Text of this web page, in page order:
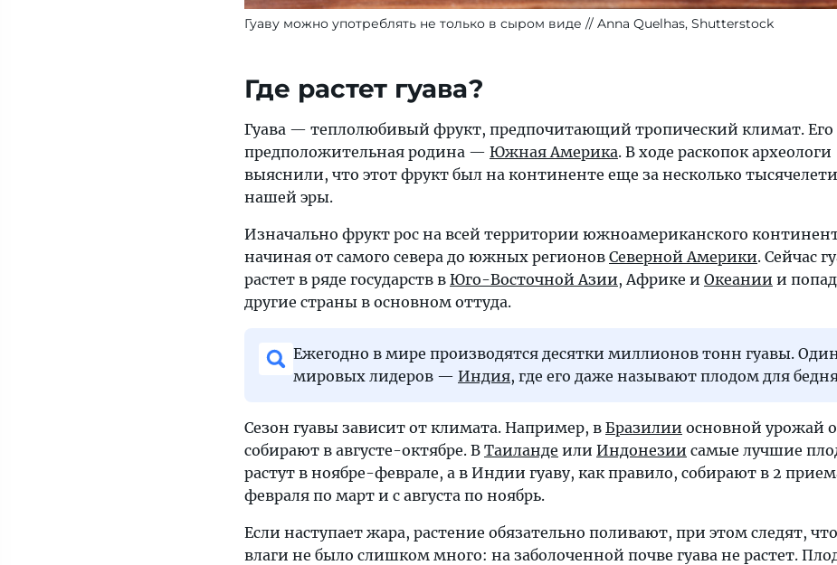
Гуаву можно употреблять не только в сыром виде Anna Quelhas, Shutterstock
Где растет гуава?
Гуава — теплолюбивый фрукт, предпочитающий тропический климат. Его
предположительная родина — Южная Америка. В ходе раскопок археологи
выяснили, что этот фрукт был на континенте еще за несколько
нашей эры.
Изначально фрукт рос на всей территории южноамериканского
начиная от самого севера до южных регионов Северной Америки. Сейчас
растет в ряде государств в Юго-Восточной Азии, Африке и Океании и
другие страны в основном оттуда.
Ежегодно в мире производятся десятки миллионов тонн гуавы.
мировых лидеров — Индия, где его даже называют плодом для
Сезон гуавы зависит от климата. Например, в Бразилии основной урожай
собирают в августе-октябре. В Таиланде или Индонезии самые лучшие
растут в ноябре-феврале, а в Индии гуаву, как правило, собирают в 2
февраля по март и с августа по ноябрь.
Если наступает жара, растение обязательно поливают, при этом следят,
влаги не было слишком много: на заболоченной почве гуава не растет.